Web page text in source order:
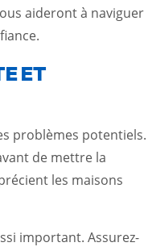
aideront à naviguer
ET
problèmes potentiels.
de mettre la
les maisons
important. Assurez-